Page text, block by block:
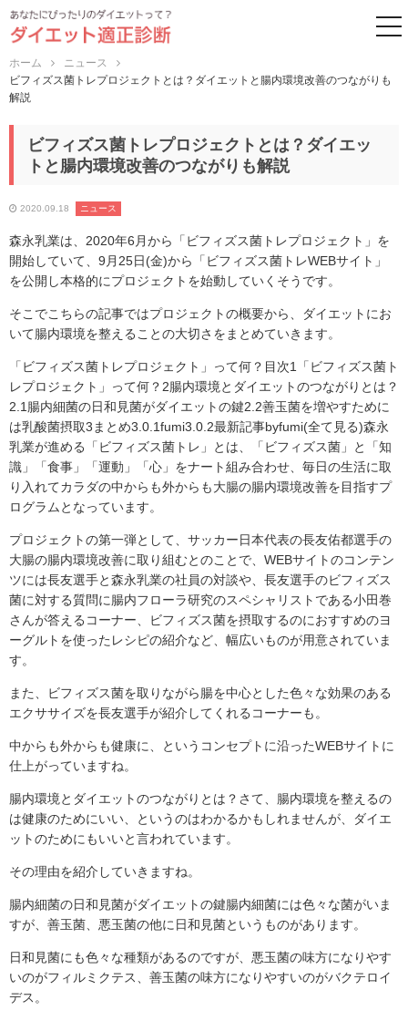
ホーム
ニュース
ビフィズス菌トレプロジェクトとは？ダイエットと腸内環境改善のつながりも
解説
ビフィズス菌トレプロジェクトとは？ダイエッ
トと腸内環境改善のつながりも解説
2020.09.18 ニュース
森永乳業は、2020年6月から「ビフィズス菌トレプロジェクト」を
開始していて、9月25日(金)から「ビフィズス菌トレWEBサイト」
を公開し本格的にプロジェクトを始動していくそうです。
そこでこちらの記事ではプロジェクトの概要から、ダイエットにお
いて腸内環境を整えることの大切さをまとめていきます。
「ビフィズス菌トレプロジェクト」って何？目次1「ビフィズス菌ト
レプロジェクト」って何？2腸内環境とダイエットのつながりとは？
2.1腸内細菌の日和見菌がダイエットの鍵2.2善玉菌を増やすために
は乳酸菌摂取3まとめ3.0.1fumi3.0.2最新記事byfumi(全て見る)森永
乳業が進める「ビフィズス菌トレ」とは、「ビフィズス菌」と「知
識」「食事」「運動」「心」をナート組み合わせ、毎日の生活に取
り入れてカラダの中からも外からも大腸の腸内環境改善を目指すプ
ログラムとなっています。
プロジェクトの第一弾として、サッカー日本代表の長友佑都選手の
大腸の腸内環境改善に取り組むとのことで、WEBサイトのコンテン
ツには長友選手と森永乳業の社員の対談や、長友選手のビフィズス
菌に対する質問に腸内フローラ研究のスペシャリストである小田巻
さんが答えるコーナー、ビフィズス菌を摂取するのにおすすめのヨ
ーグルトを使ったレシピの紹介など、幅広いものが用意されていま
す。
また、ビフィズス菌を取りながら腸を中心とした色々な効果のある
エクササイズを長友選手が紹介してくれるコーナーも。
中からも外からも健康に、というコンセプトに沿ったWEBサイトに
仕上がっていますね。
腸内環境とダイエットのつながりとは？さて、腸内環境を整えるの
は健康のためにいい、というのはわかるかもしれませんが、ダイエ
ットのためにもいいと言われています。
その理由を紹介していきますね。
腸内細菌の日和見菌がダイエットの鍵腸内細菌には色々な菌がいま
すが、善玉菌、悪玉菌の他に日和見菌というものがあります。
日和見菌にも色々な種類があるのですが、悪玉菌の味方になりやす
いのがフィルミクテス、善玉菌の味方になりやすいのがバクテロイ
デス。